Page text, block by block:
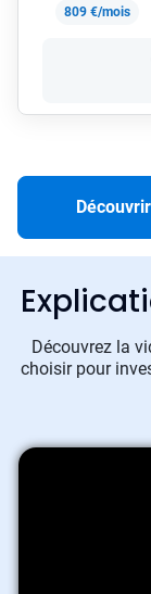
809 €/mois
Découvrez la
choisir pour